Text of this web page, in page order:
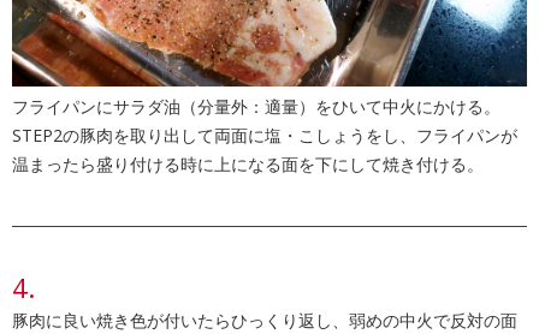
フライパンにサラダ油（分量外：適量）をひいて中火にかける。
STEP2の豚肉を取り出して両面に塩・こしょうをし、フライパンが
温まったら盛り付ける時に上になる面を下にして焼き付ける。
豚肉に良い焼き色が付いたらひっくり返し、弱めの中火で反対の面